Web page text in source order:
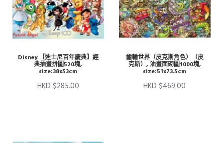
Disney 【迪士尼百年慶典】經
典插畫拼圖520塊,
size:38x53cm
HKD $285.00
齒輪世界（皮克斯角色）（皮
克斯）, 油畫面砌圖1000塊,
size:51x73.5cm
HKD $469.00